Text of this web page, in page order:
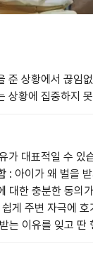
준 상황에서 끊임
상황에 집중하지
가 대표적일 수 있
: 아이가 왜 벌을
대한 충분한 동의
쉽게 주변 자극에
는 이유를 잊고 딴